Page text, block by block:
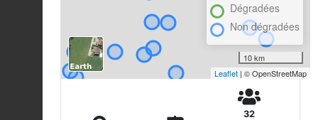
Dégradées
Non dégradées
10 km
Leaflet | © OpenStreetMap
32